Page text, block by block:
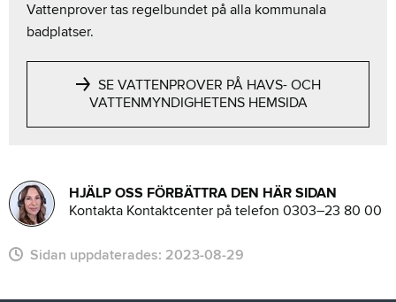
Vattenprover tas regelbundet på alla kommunala
badplatser.
SE VATTENPROVER PÅ HAVS- OCH
VATTENMYNDIGHETENS HEMSIDA
HJÄLP OSS FÖRBÄTTRA DEN HÄR SIDAN
Kontakta Kontaktcenter på telefon 0303–23 80 00
Sidan uppdaterades: 2023-08-29